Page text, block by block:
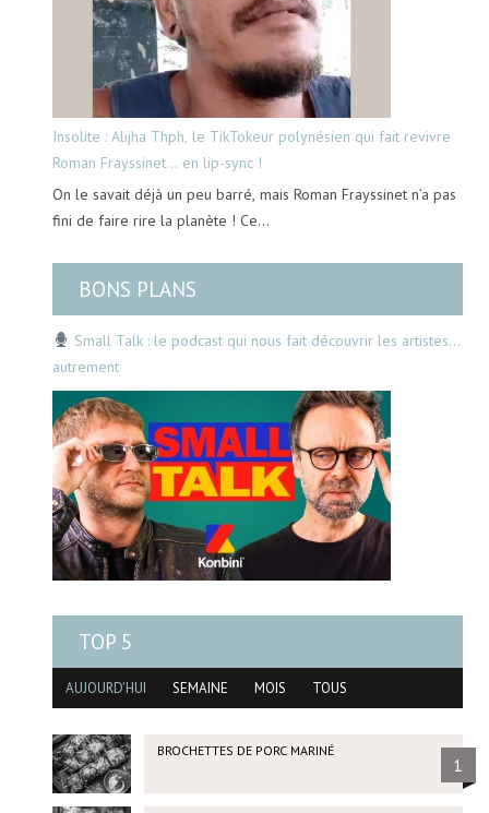
Insolite : Alijha Thph, le TikTokeur polynésien qui fait revivre
Roman Frayssinet… en lip-sync !
On le savait déjà un peu barré, mais Roman Frayssinet n’a pas
fini de faire rire la planète ! Ce…
BONS PLANS
Small Talk : le podcast qui nous fait découvrir les artistes…
autrement
TOP 5
AUJOURD'HUI SEMAINE MOIS TOUS
BROCHETTES DE PORC MARINÉ
1